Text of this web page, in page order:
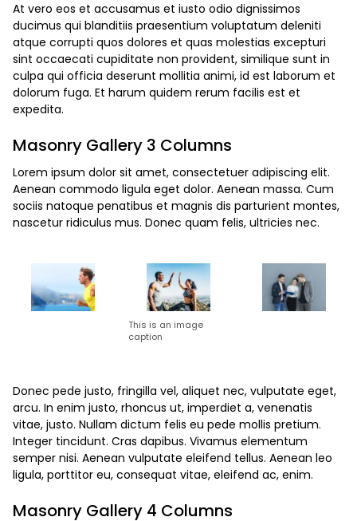
At vero eos et accusamus et iusto odio dignissimos
ducimus qui blanditiis praesentium voluptatum deleniti
atque corrupti quos dolores et quas molestias excepturi
sint occaecati cupiditate non provident, similique sunt in
culpa qui officia deserunt mollitia animi, id est laborum et
dolorum fuga. Et harum quidem rerum facilis est et
expedita.
Masonry Gallery 3 Columns
Lorem ipsum dolor sit amet, consectetuer adipiscing elit.
Aenean commodo ligula eget dolor. Aenean massa. Cum
sociis natoque penatibus et magnis dis parturient montes,
nascetur ridiculus mus. Donec quam felis, ultricies nec.
This is an image
caption
Donec pede justo, fringilla vel, aliquet nec, vulputate eget,
arcu. In enim justo, rhoncus ut, imperdiet a, venenatis
vitae, justo. Nullam dictum felis eu pede mollis pretium.
Integer tincidunt. Cras dapibus. Vivamus elementum
semper nisi. Aenean vulputate eleifend tellus. Aenean leo
ligula, porttitor eu, consequat vitae, eleifend ac, enim.
Masonry Gallery 4 Columns